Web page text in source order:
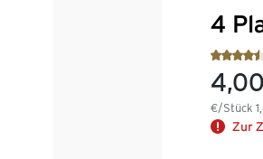
4
4,00
€/Stück
Zur